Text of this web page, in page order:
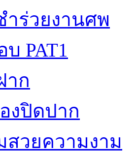
ำร่วยงานศพ
PAT1
าก
งปิดปาก
สวยความงาม